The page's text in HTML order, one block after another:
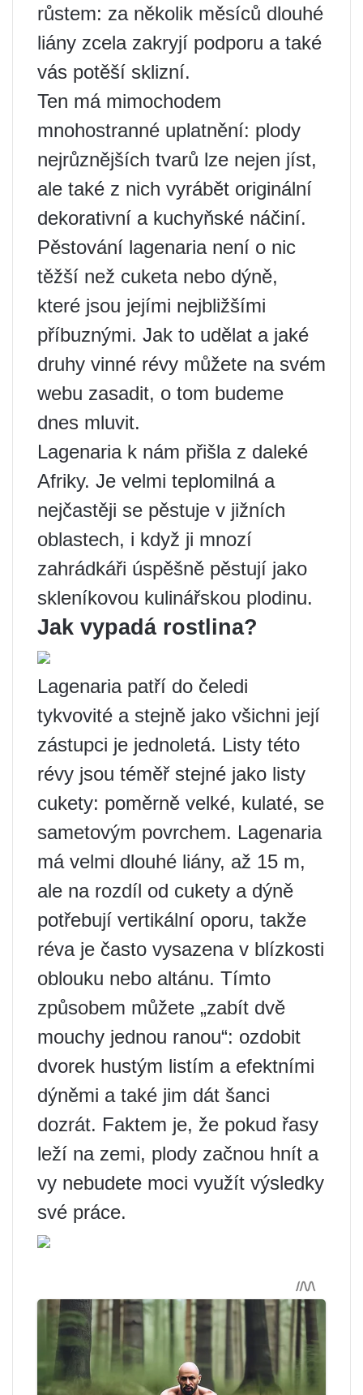
růstem: za několik měsíců dlouhé
liány zcela zakryjí podporu a také
vás potěší sklizní.
Ten má mimochodem
mnohostranné uplatnění: plody
nejrůznějších tvarů lze nejen jíst,
ale také z nich vyrábět originální
dekorativní a kuchyňské náčiní.
Pěstování lagenaria není o nic
těžší než cuketa nebo dýně,
které jsou jejími nejbližšími
příbuznými. Jak to udělat a jaké
druhy vinné révy můžete na svém
webu zasadit, o tom budeme
dnes mluvit.
Lagenaria k nám přišla z daleké
Afriky. Je velmi teplomilná a
nejčastěji se pěstuje v jižních
oblastech, i když ji mnozí
zahrádkáři úspěšně pěstují jako
skleníkovou kulinářskou plodinu.
Jak vypadá rostlina?
Lagenaria patří do čeledi
tykvovité a stejně jako všichni její
zástupci je jednoletá. Listy této
révy jsou téměř stejné jako listy
cukety: poměrně velké, kulaté, se
sametovým povrchem. Lagenaria
má velmi dlouhé liány, až 15 m,
ale na rozdíl od cukety a dýně
potřebují vertikální oporu, takže
réva je často vysazena v blízkosti
oblouku nebo altánu. Tímto
způsobem můžete „zabít dvě
mouchy jednou ranou“: ozdobit
dvorek hustým listím a efektními
dýněmi a také jim dát šanci
dozrát. Faktem je, že pokud řasy
leží na zemi, plody začnou hnít a
vy nebudete moci využít výsledky
své práce.